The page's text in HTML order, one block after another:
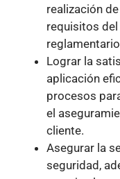
realización
requisitos
Lograr la
aplicación
procesos
el
cliente.
Asegurar la
seguridad,